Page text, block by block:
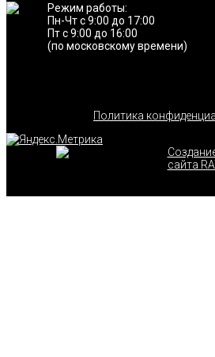
Режим работы:
Пн-Чт с 9:00 до 17:00
Пт с 9:00 до 16:00
(по московскому времени)
Политика
сайта